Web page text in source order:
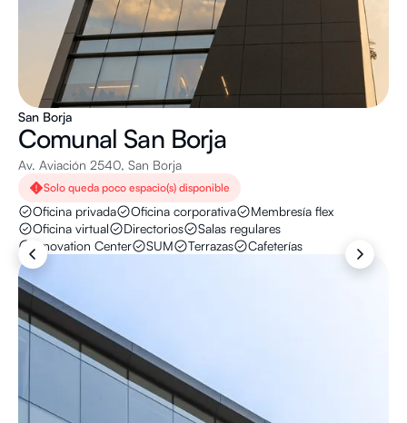
San Borja
Comunal San Borja
Av. Aviación 2540, San Borja
Solo queda poco espacio(s) disponible
Oficina privada Oficina corporativa
Membresía flex
Oficina virtual
Directorios
Salas regulares
Innovation Center
SUM Terrazas Cafeterías